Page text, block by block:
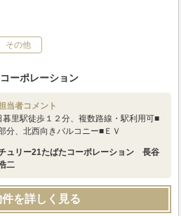
その他
ーポレーション
当者コメント
暮里駅徒歩１２分、複数路線・駅利用可■
分、北西向きバルコニー■ＥＶ
ュリー21たばたコーポレーション 長谷
二
件を詳しく見る